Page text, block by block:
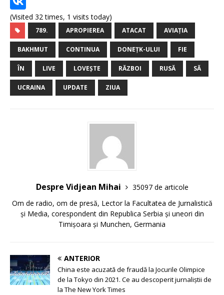
(Visited 32 times, 1 visits today)
789. APROPIEREA ATACAT AVIAŢIA
BAKHMUT CONTINUA DONEȚK-ULUI FIE
ÎN LIVE LOVEȘTE RĂZBOI RUSĂ SĂ
UCRAINA UPDATE ZIUA
Despre Vidjean Mihai
35097 de articole
Om de radio, om de presă, Lector la Facultatea de Jurnalistică
și Media, corespondent din Republica Serbia și uneori din
Timișoara și Munchen, Germania
ANTERIOR
China este acuzată de fraudă la Jocurile Olimpice
de la Tokyo din 2021. Ce au descoperit jurnaliștii de
la The New York Times